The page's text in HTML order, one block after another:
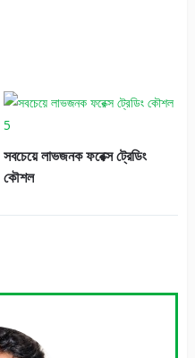
সবচেয়ে লাভজনক ফরেক্স ট্রেডিং
কৌশল